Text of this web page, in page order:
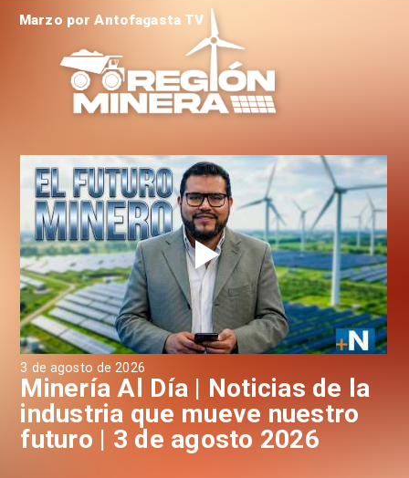
3 de agosto de 2026
Minería Al Día | Noticias de la
industria que mueve nuestro
futuro | 3 de agosto 2026
Marzo por Antofagasta TV